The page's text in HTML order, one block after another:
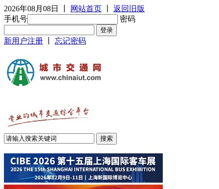
2026年08月08日 网站首页
返回旧版
手机号
密码
新用户注册 忘记密码